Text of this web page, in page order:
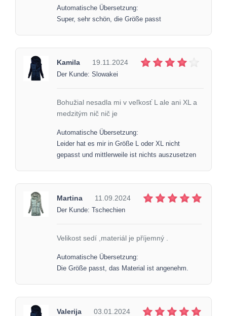
Automatische Übersetzung:
Super, sehr schön, die Größe passt
Kamila 19.11.2024
Der Kunde: Slowakei
Bohužial nesadla mi v veľkosť L ale ani XL a
medzitým nič nič je
Automatische Übersetzung:
Leider hat es mir in Größe L oder XL nicht
gepasst und mittlerweile ist nichts auszusetzen
Martina 11.09.2024
Der Kunde: Tschechien
Velikost sedí ,materiál je příjemný .
Automatische Übersetzung:
Die Größe passt, das Material ist angenehm.
Valerija 03.01.2024